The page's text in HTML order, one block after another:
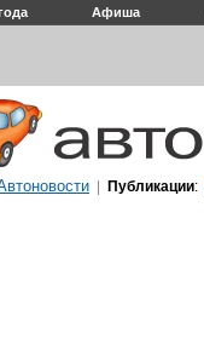
Афиша
Публикации: